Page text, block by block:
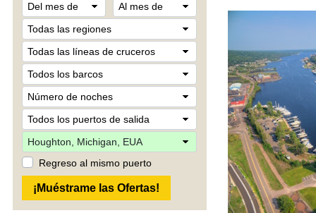
Regreso al mismo puerto